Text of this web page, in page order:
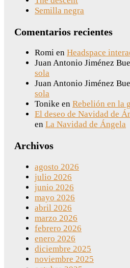
Semilla negra
Comentarios recientes
Romi en Headspace
Juan Antonio Jiménez
sola
Juan Antonio Jiménez
sola
Tonike en Rebelión en la
El deseo de Navidad de
en La Navidad de Ángela
Archivos
agosto 2026
julio 2026
junio 2026
mayo 2026
abril 2026
marzo 2026
febrero 2026
enero 2026
diciembre 2025
noviembre 2025